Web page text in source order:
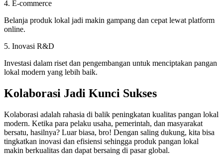
4. E-commerce
Belanja produk lokal jadi makin gampang dan cepat lewat platform
online.
5. Inovasi R&D
Investasi dalam riset dan pengembangan untuk menciptakan pangan
lokal modern yang lebih baik.
Kolaborasi Jadi Kunci Sukses
Kolaborasi adalah rahasia di balik peningkatan kualitas pangan lokal
modern. Ketika para pelaku usaha, pemerintah, dan masyarakat
bersatu, hasilnya? Luar biasa, bro! Dengan saling dukung, kita bisa
tingkatkan inovasi dan efisiensi sehingga produk pangan lokal
makin berkualitas dan dapat bersaing di pasar global.